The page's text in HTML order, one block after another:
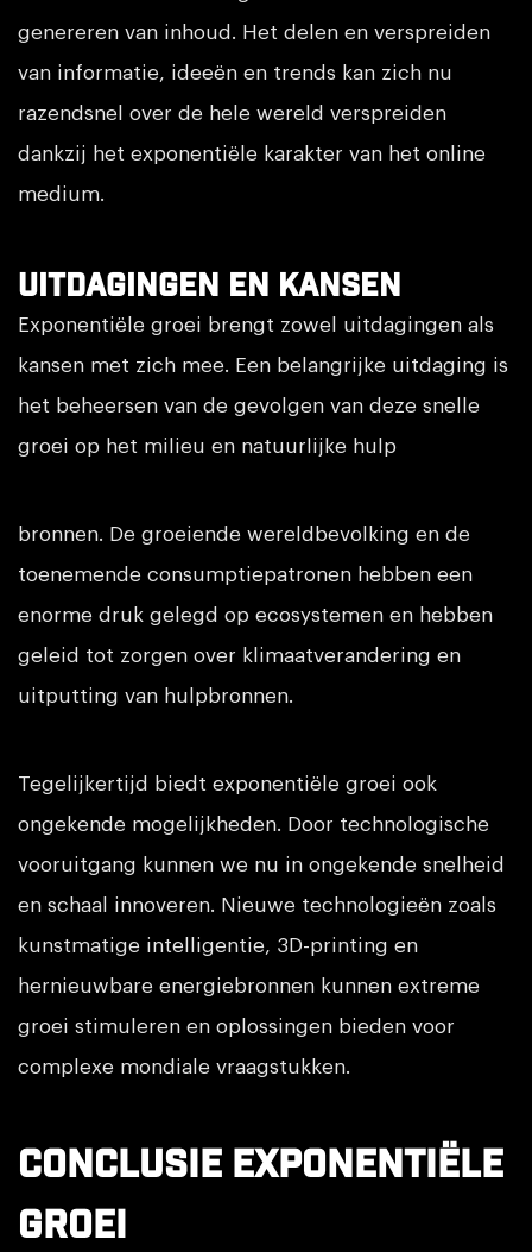
genereren van inhoud. Het delen en verspreiden
van informatie, ideeën en trends kan zich nu
razendsnel over de hele wereld verspreiden
dankzij het exponentiële karakter van het online
medium.
Uitdagingen en kansen
Exponentiële groei brengt zowel uitdagingen als
kansen met zich mee. Een belangrijke uitdaging is
het beheersen van de gevolgen van deze snelle
groei op het milieu en natuurlijke hulp
bronnen. De groeiende wereldbevolking en de
toenemende consumptiepatronen hebben een
enorme druk gelegd op ecosystemen en hebben
geleid tot zorgen over klimaatverandering en
uitputting van hulpbronnen.
Tegelijkertijd biedt exponentiële groei ook
ongekende mogelijkheden. Door technologische
vooruitgang kunnen we nu in ongekende snelheid
en schaal innoveren. Nieuwe technologieën zoals
kunstmatige intelligentie, 3D-printing en
hernieuwbare energiebronnen kunnen extreme
groei stimuleren en oplossingen bieden voor
complexe mondiale vraagstukken.
Conclusie Exponentiële
Groei